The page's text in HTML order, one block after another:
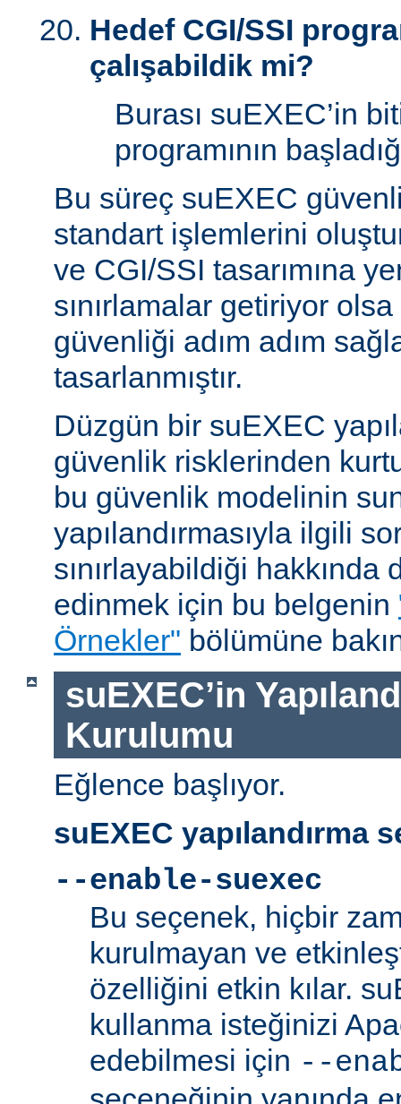
Hedef CGI/SSI
çalışabildik mi?
Burası suEXEC’in
programının
Bu süreç suEXEC
standart işlemlerini
ve CGI/SSI tasarımına
sınırlamalar getiriyor
güvenliği adım adım
tasarlanmıştır.
Düzgün bir suEXEC
güvenlik risklerinden
bu güvenlik modelinin
yapılandırmasıyla ilgili
sınırlayabildiği hakkında
edinmek için bu belgenin
Örnekler" bölümüne
suEXEC’in
Kurulumu
Eğlence başlıyor.
suEXEC yapılandırma
--enable-suexec
Bu seçenek, hiçbir
kurulmayan ve
özelliğini etkin kılar.
kullanma isteğinizi
edebilmesi için --